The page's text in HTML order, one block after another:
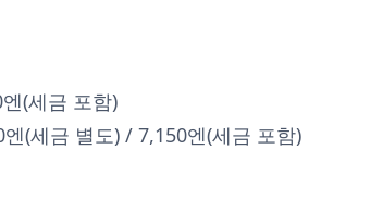
(세금 포함)
(세금 별도) / 7,150엔(세금 포함)